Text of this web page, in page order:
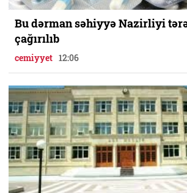
Bu dərman səhiyyə Nazirliyi
çağırılıb
cemiyyet 12:06